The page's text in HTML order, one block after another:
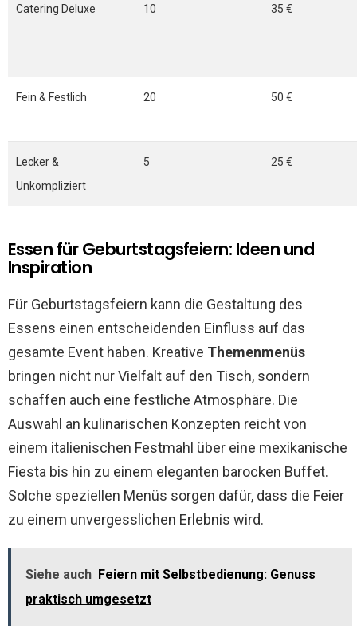
Catering Deluxe 10 35 €
Fein & Festlich 20 50 €
Lecker &
Unkompliziert
5 25 €
Essen für Geburtstagsfeiern: Ideen und
Inspiration
Für Geburtstagsfeiern kann die Gestaltung des
Essens einen entscheidenden Einfluss auf das
gesamte Event haben. Kreative Themenmenüs
bringen nicht nur Vielfalt auf den Tisch, sondern
schaffen auch eine festliche Atmosphäre. Die
Auswahl an kulinarischen Konzepten reicht von
einem italienischen Festmahl über eine mexikanische
Fiesta bis hin zu einem eleganten barocken Buffet.
Solche speziellen Menüs sorgen dafür, dass die Feier
zu einem unvergesslichen Erlebnis wird.
Siehe auch Feiern mit Selbstbedienung: Genuss
praktisch umgesetzt